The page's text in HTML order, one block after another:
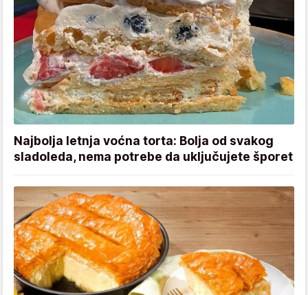
Najbolja letnja voćna torta: Bolja od svakog
sladoleda, nema potrebe da uključujete šporet